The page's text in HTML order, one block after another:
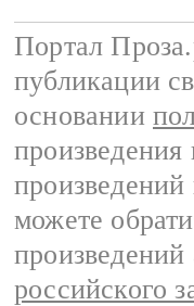
Портал
публикации
основании
произведений
можете
российского